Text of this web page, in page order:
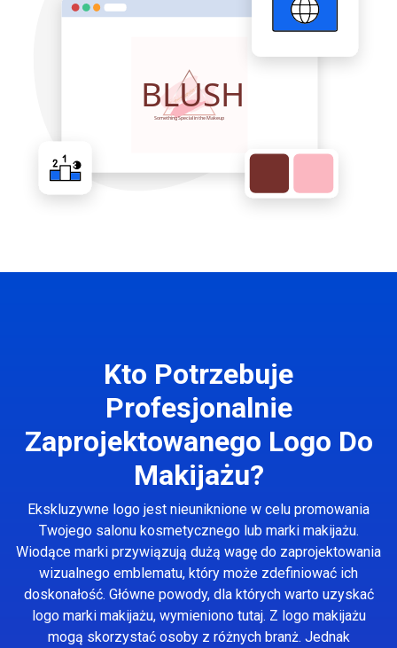
Kto Potrzebuje
Profesjonalnie
Zaprojektowanego Logo Do
Makijażu?
Ekskluzywne logo jest nieuniknione w celu promowania
Twojego salonu kosmetycznego lub marki makijażu.
Wiodące marki przywiązują dużą wagę do zaprojektowania
wizualnego emblematu, który może zdefiniować ich
doskonałość. Główne powody, dla których warto uzyskać
logo marki makijażu, wymieniono tutaj. Z logo makijażu
mogą skorzystać osoby z różnych branż. Jednak